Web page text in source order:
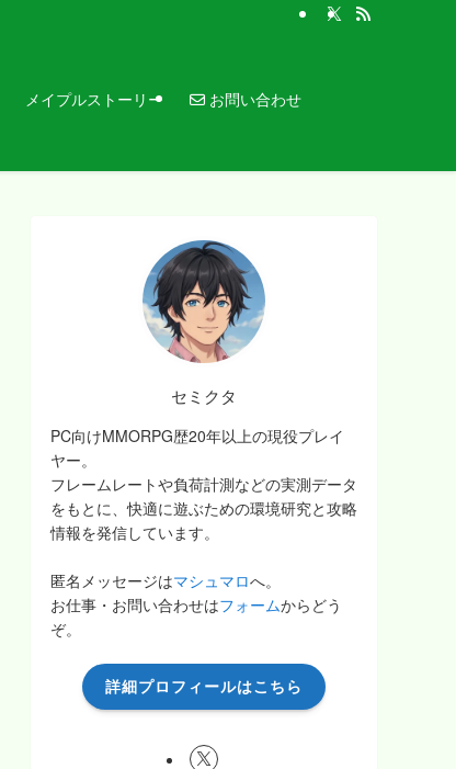
メイプルストーリー お問い合わせ
セミクタ
PC向けMMORPG歴20年以上の現役プレイ
ヤー。
フレームレートや負荷計測などの実測データ
をもとに、快適に遊ぶための環境研究と攻略
情報を発信しています。
匿名メッセージはマシュマロへ。
お仕事・お問い合わせはフォームからどう
ぞ。
詳細プロフィールはこちら